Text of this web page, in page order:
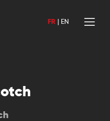
FR EN